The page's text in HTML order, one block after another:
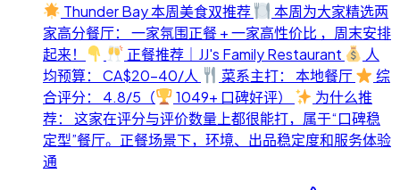
Thunder Bay 本周美食双推荐
本周为大家精选两
家高分餐厅： 一家氛围正餐 + 一家高性价比 ，周末安排
起来！
正餐推荐｜JJ's Family Restaurant
人
均预算： CA$20-40/人
菜系主打： 本地餐厅
综
合评分： 4.8/5（
1049+ 口碑好评）
为什么推
荐： 这家在评分与评价数量上都很能打，属于“口碑稳
定型”餐厅。正餐场景下，环境、出品稳定度和服务体验
通